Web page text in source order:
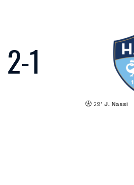
2-1
29'J. Nassi